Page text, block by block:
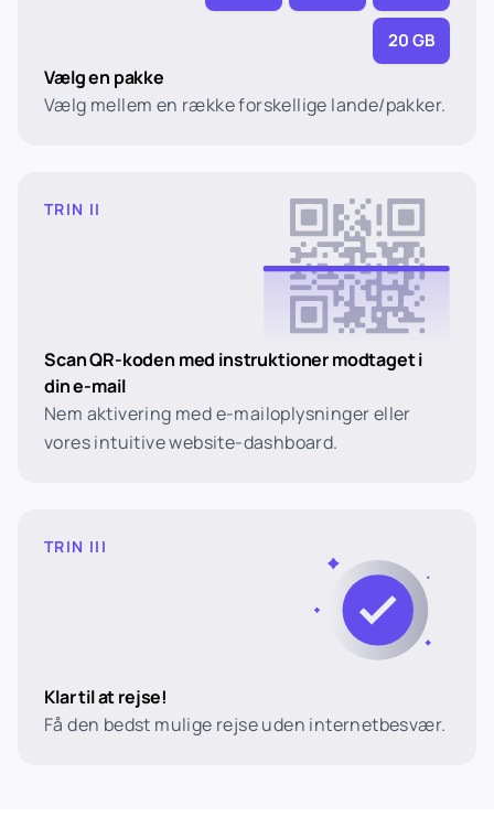
20 GB
Vælg en pakke
Vælg mellem en række forskellige lande/pakker.
TRIN II
Scan QR-koden med instruktioner modtaget i
din e-mail
Nem aktivering med e-mailoplysninger eller
vores intuitive website-dashboard.
TRIN III
Klar til at rejse!
Få den bedst mulige rejse uden internetbesvær.